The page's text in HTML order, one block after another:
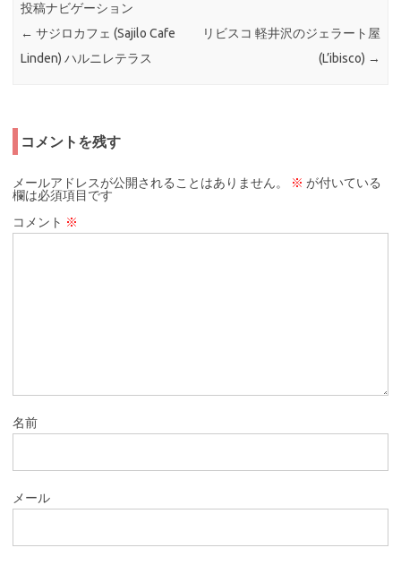
投稿ナビゲーション
← サジロカフェ (Sajilo Cafe
Linden) ハルニレテラス
リビスコ 軽井沢のジェラート屋
(L’ibisco) →
コメントを残す
メールアドレスが公開されることはありません。 ※ が付いている
欄は必須項目です
コメント ※
名前
メール